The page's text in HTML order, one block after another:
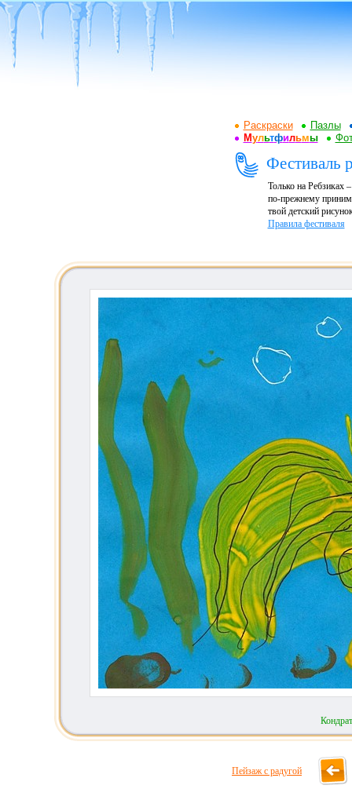
Раскраски
Пазлы
Мультфильмы
Фестиваль
Только на Ребзиках
по-прежнему
твой детский
Правила фестиваля
Пейзаж с радугой